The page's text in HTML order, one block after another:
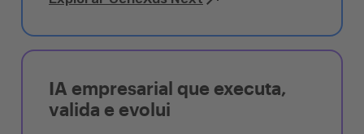
IA empresarial que executa,
valida e evolui